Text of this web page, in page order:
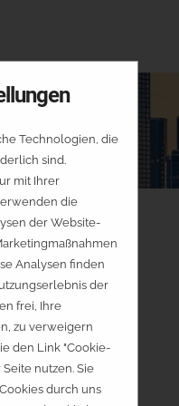
Technologien, die
sind.
mit Ihrer
die
der Website-
Analysen finden
der
frei, Ihre
zu verweigern
den Link "Cookie-
nutzen. Sie
durch uns